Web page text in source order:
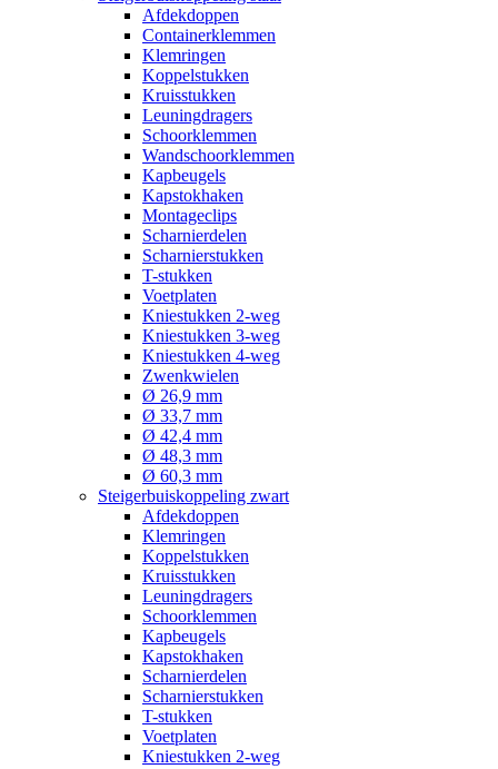
Afdekdoppen
Containerklemmen
Klemringen
Koppelstukken
Kruisstukken
Leuningdragers
Schoorklemmen
Wandschoorklemmen
Kapbeugels
Kapstokhaken
Montageclips
Scharnierdelen
Scharnierstukken
T-stukken
Voetplaten
Kniestukken 2-weg
Kniestukken 3-weg
Kniestukken 4-weg
Zwenkwielen
Ø 26,9 mm
Ø 33,7 mm
Ø 42,4 mm
Ø 48,3 mm
Ø 60,3 mm
Steigerbuiskoppeling zwart
Afdekdoppen
Klemringen
Koppelstukken
Kruisstukken
Leuningdragers
Schoorklemmen
Kapbeugels
Kapstokhaken
Scharnierdelen
Scharnierstukken
T-stukken
Voetplaten
Kniestukken 2-weg